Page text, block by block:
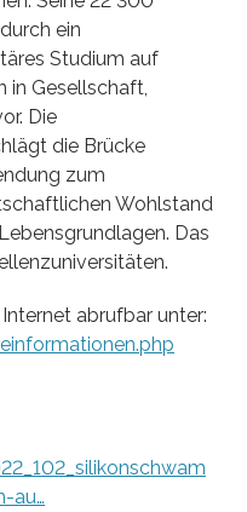
ein
Studium auf
in Gesellschaft,
Die
die Brücke
zum
Wohlstand
Das
abrufbar unter:
au…